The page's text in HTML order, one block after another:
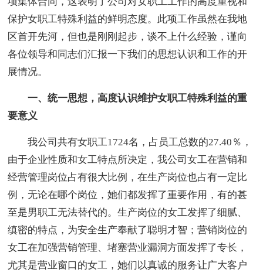
保护女职工特殊利益的鲜明态度。此项工作虽然在我地
区首开先河，但也是刚刚起步，谈不上什么经验，谨向
各位领导和同志们汇报一下我们的思想认识和工作的开
展情况。
一、统一思想，高度认识维护女职工特殊利益的重
要意义
我公司共有女职工1724名，占员工总数的27.40％，
由于企业性质和女工特点所决定，我公司女工在营销和
经营管理岗位占有很大比例，在生产岗位也占有一定比
例，无论在哪个岗位，她们都发挥了重要作用，有的甚
至是男职工无法替代的。生产岗位的女工发挥了细腻、
缜密的特点，为安全生产奉献了聪明才智；营销岗位的
女工在加强营销管理、堵塞营业漏洞方面发挥了专长，
尤其是营业窗口的女工，她们以真诚的服务让广大客户